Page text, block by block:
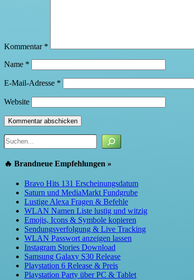
Kommentar *
Name *
E-Mail-Adresse *
Website
Suchen
🔥 Brandneue Empfehlungen »
Bravo Hits 131 Erscheinungsdatum
Saturn und MediaMarkt Fundgrube
Lustige Alexa Fragen & Befehle
WLAN Namen Liste lustig und witzig
Emojis, Icons & Symbole kopieren
Sendungsverfolgung & Live Tracking
WLAN Passwort anzeigen lassen
Instagram Stories Download
Samsung Galaxy S30 Release
Playstation 6 Release & Preis
Playstation Party über PC & Tablet